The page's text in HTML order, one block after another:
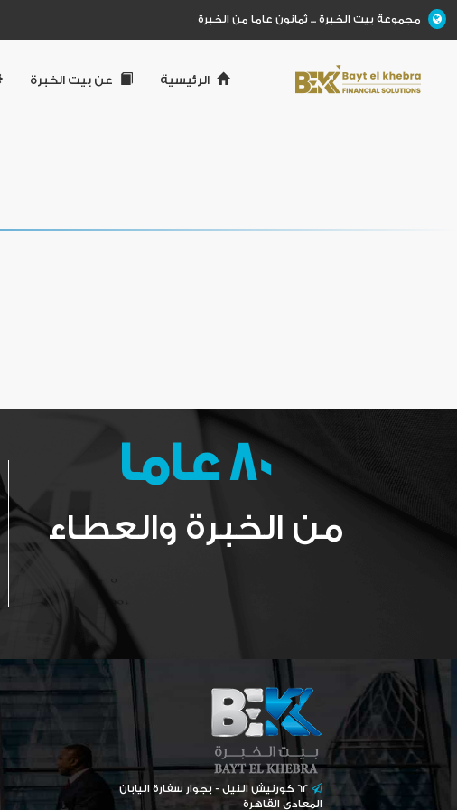
مجموعة بيت الخبرة ... ثمانون عاما من الخبرة
الرئيسية عن بيت الخبرة
80عاما
من الخبرة والعطاء
62 كورنيش النيل - بجوار سفارة اليابان
المعادى القاهرة